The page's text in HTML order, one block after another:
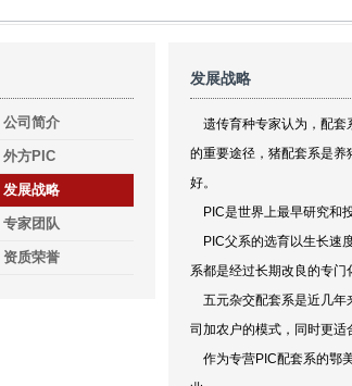
公司简介
外方PIC
发展战略
专家团队
资质荣誉
发展战略
遗传育种专家认为，配套
的重要途径，猪配套系是
好。
PIC是世界上最早研究和
PIC父系的选育以生长速
系都是经过长期改良的专
五元杂交配套系是近几年
司加农户的模式，同时更适
作为专营PIC配套系的鄂